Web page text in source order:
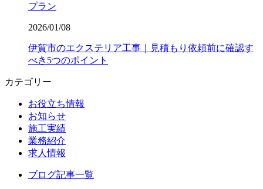
プラン
2026/01/08
伊賀市のエクステリア工事｜見積もり依頼前に確認す
べき5つのポイント
カテゴリー
お役立ち情報
お知らせ
施工実績
業務紹介
求人情報
ブログ記事一覧